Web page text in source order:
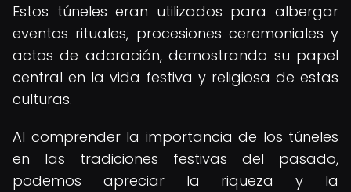
Estos túneles eran utilizados para albergar
eventos rituales, procesiones ceremoniales y
actos de adoración, demostrando su papel
central en la vida festiva y religiosa de estas
culturas.
Al comprender la importancia de los túneles
en las tradiciones festivas del pasado,
podemos apreciar la riqueza y la